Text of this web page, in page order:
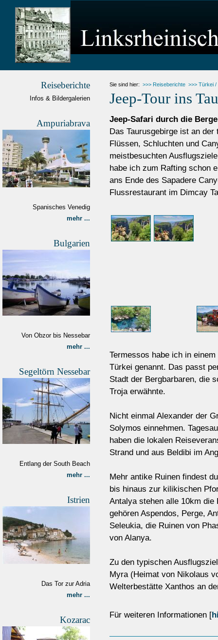
Reiseberichte
Infos & Bildergalerien
Ampuriabrava
Spanisches Venedig
mehr ...
Bulgarien
Von Obzor bis Nessebar
mehr ...
Segeltörn Nessebar
Entlang der South Beach
mehr ...
Istrien
Das Tor zur Adria
mehr ...
Kozarac
Sie sind hier: >>> Reiseberichte >>> Türkei
Jeep-Tour ins
Jeep-Safari durch die
Das Taurusgebirge ist an
Flüssen, Schluchten und
meistbesuchten
habe ich zum Rafting schon
ans Ende des Sapadere
Flussrestaurant im Dimcay
Termessos habe ich in
Türkei genannt. Das passt
Stadt der Bergbarbaren, die
Troja erwähnte.
Nicht einmal Alexander der
Solymos einnehmen.
haben die lokalen
Strand und aus Beldibi im
Mehr antike Ruinen findest
bis hinaus zur kilikischen
Antalya stehen alle 10km
gehören Aspendos, Perge,
Seleukia, die Ruinen von
von Alanya.
Zu den typischen
Myra (Heimat von Nikolaus
Welterbestätte Xanthos an
Für weiteren Informationen [